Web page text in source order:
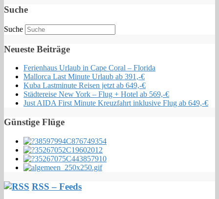
Suche
Suche
Neueste Beiträge
Ferienhaus Urlaub in Cape Coral – Florida
Mallorca Last Minute Urlaub ab 391,-€
Kuba Lastminute Reisen jetzt ab 649,-€
Städtereise New York – Flug + Hotel ab 569,-€
Just AIDA First Minute Kreuzfahrt inklusive Flug ab 649,-€
Günstige Flüge
RSS – Feeds